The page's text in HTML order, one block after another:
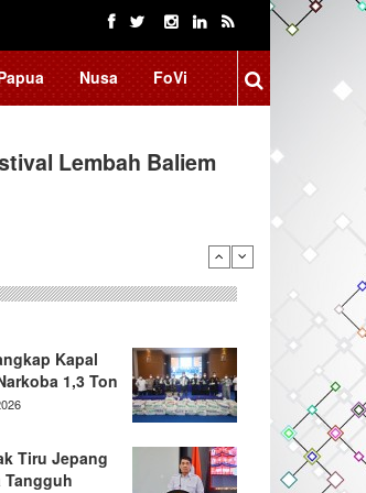
Nusa FoVi
Lembah Baliem
Kapal
1,3 Ton
Tiru Jepang